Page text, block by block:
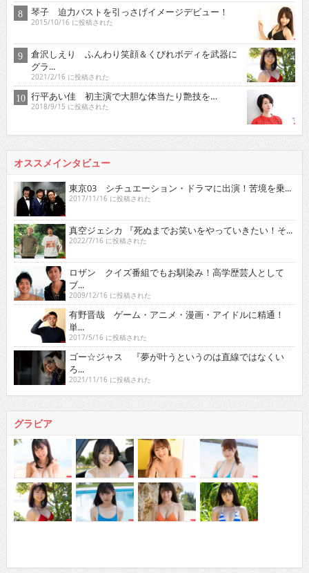
琴子 迫力バストを引っさげイメージデビュー！
2015/10/16 に投稿された
倉沢しえり ふんわり笑顔＆くびれボディを武器に
グラ...
2021/2/16 に投稿された
行平あい佳 初主演で大胆な体当たり艶技を…
2018/9/15 に投稿された
オススメインタビュー
東京03 シチュエーション・ドラマに出演！苦境を乗...
2017/11/16 に投稿された
真空ジェシカ 『死ぬまでお笑いをやっていきたい！そ...
2022/7/16 に投稿された
ロザン クイズ番組でもお馴染み！高学歴芸人として
ブ...
2009/12/16 に投稿された
有野晋哉 ゲーム・アニメ・漫画・アイドルに精通！
単...
2017/5/16 に投稿された
ゴー☆ジャス 『夢が叶うというのは直線ではなくい
ろ...
2021/11/16 に投稿された
グラビア